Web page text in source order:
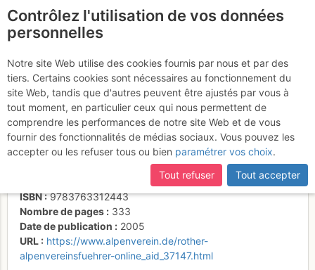
Totes Gebirge
Activités
Auteur
Gisbert Rabeder
Type de livre
topoguide
ISBN
9783763312443
Nombre de pages
333
Date de publication
2005
URL
https://www.alpenverein.de/rother-
alpenvereinsfuehrer-online_aid_37147.html
Contrôlez l'utilisation de vos données
personnelles
Notre site Web utilise des cookies fournis par nous et par des
tiers. Certains cookies sont nécessaires au fonctionnement du
site Web, tandis que d'autres peuvent être ajustés par vous à
tout moment, en particulier ceux qui nous permettent de
comprendre les performances de notre site Web et de vous
fournir des fonctionnalités de médias sociaux. Vous pouvez les
accepter ou les refuser tous ou bien paramétrer vos choix.
Tout refuser
Tout accepter